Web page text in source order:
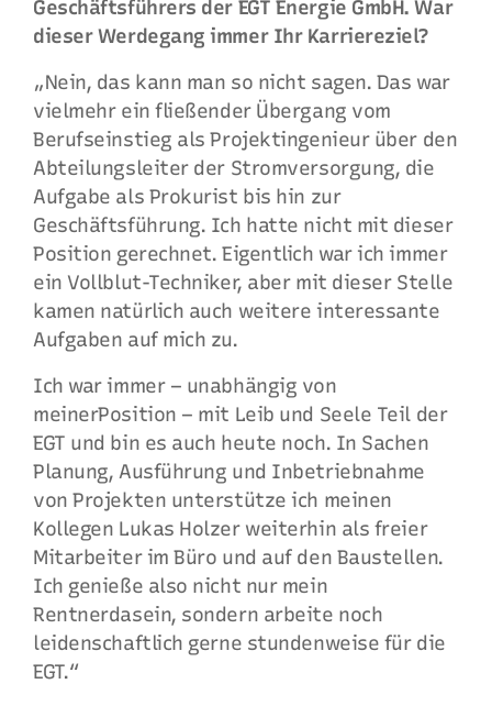
Geschäftsführers der EGT Energie GmbH. War
dieser Werdegang immer Ihr Karriereziel?
„Nein, das kann man so nicht sagen. Das war
vielmehr ein fließender Übergang vom
Berufseinstieg als Projektingenieur über den
Abteilungsleiter der Stromversorgung, die
Aufgabe als Prokurist bis hin zur
Geschäftsführung. Ich hatte nicht mit dieser
Position gerechnet. Eigentlich war ich immer
ein Vollblut-Techniker, aber mit dieser Stelle
kamen natürlich auch weitere interessante
Aufgaben auf mich zu.
Ich war immer – unabhängig von
meinerPosition – mit Leib und Seele Teil der
EGT und bin es auch heute noch. In Sachen
Planung, Ausführung und Inbetriebnahme
von Projekten unterstütze ich meinen
Kollegen Lukas Holzer weiterhin als freier
Mitarbeiter im Büro und auf den Baustellen.
Ich genieße also nicht nur mein
Rentnerdasein, sondern arbeite noch
leidenschaftlich gerne stundenweise für die
EGT.“